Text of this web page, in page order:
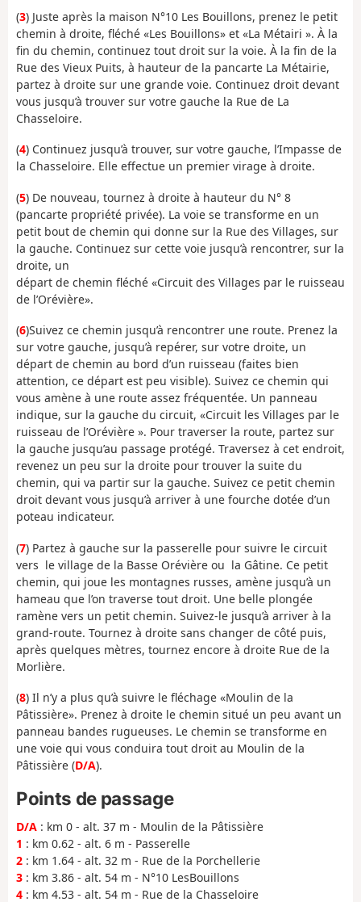
(3) Juste après la maison N°10 Les Bouillons, prenez le petit
chemin à droite, fléché «Les Bouillons» et «La Métairi ». À la
fin du chemin, continuez tout droit sur la voie. À la fin de la
Rue des Vieux Puits, à hauteur de la pancarte La Métairie,
partez à droite sur une grande voie. Continuez droit devant
vous jusqu’à trouver sur votre gauche la Rue de La
Chasseloire.
(4) Continuez jusqu’à trouver, sur votre gauche, l’Impasse de
la Chasseloire. Elle effectue un premier virage à droite.
(5) De nouveau, tournez à droite à hauteur du N° 8
(pancarte propriété privée). La voie se transforme en un
petit bout de chemin qui donne sur la Rue des Villages, sur
la gauche. Continuez sur cette voie jusqu’à rencontrer, sur la
droite, un
départ de chemin fléché «Circuit des Villages par le ruisseau
de l’Orévière».
(6)Suivez ce chemin jusqu’à rencontrer une route. Prenez la
sur votre gauche, jusqu’à repérer, sur votre droite, un
départ de chemin au bord d’un ruisseau (faites bien
attention, ce départ est peu visible). Suivez ce chemin qui
vous amène à une route assez fréquentée. Un panneau
indique, sur la gauche du circuit, «Circuit les Villages par le
ruisseau de l’Orévière ». Pour traverser la route, partez sur
la gauche jusqu’au passage protégé. Traversez à cet endroit,
revenez un peu sur la droite pour trouver la suite du
chemin, qui va partir sur la gauche. Suivez ce petit chemin
droit devant vous jusqu’à arriver à une fourche dotée d’un
poteau indicateur.
(7) Partez à gauche sur la passerelle pour suivre le circuit
vers le village de la Basse Orévière ou la Gâtine. Ce petit
chemin, qui joue les montagnes russes, amène jusqu’à un
hameau que l’on traverse tout droit. Une belle plongée
ramène vers un petit chemin. Suivez-le jusqu’à arriver à la
grand-route. Tournez à droite sans changer de côté puis,
après quelques mètres, tournez encore à droite Rue de la
Morlière.
(8) Il n’y a plus qu’à suivre le fléchage «Moulin de la
Pâtissière». Prenez à droite le chemin situé un peu avant un
panneau bandes rugueuses. Le chemin se transforme en
une voie qui vous conduira tout droit au Moulin de la
Pâtissière (D/A).
Points de passage
D/A : km 0 - alt. 37 m - Moulin de la Pâtissière
1 : km 0.62 - alt. 6 m - Passerelle
2 : km 1.64 - alt. 32 m - Rue de la Porchellerie
3 : km 3.86 - alt. 54 m - N°10 LesBouillons
4 : km 4.53 - alt. 54 m - Rue de la Chasseloire